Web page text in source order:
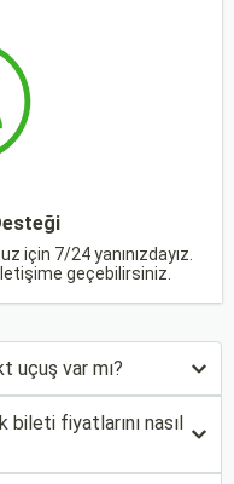
için 7/24 yanınızdayız.
geçebilirsiniz.
uçuş var mı?
bileti fiyatlarını nasıl